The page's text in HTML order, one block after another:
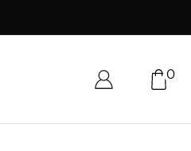
0